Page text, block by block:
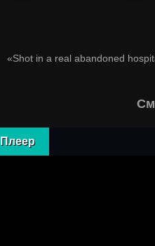
«Shot in a real abandoned
Плеер